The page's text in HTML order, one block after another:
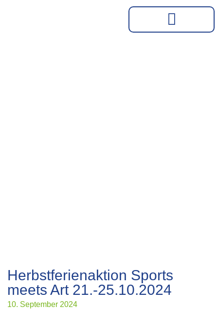
Herbstferienaktion Sports
meets Art 21.-25.10.2024
10. September 2024